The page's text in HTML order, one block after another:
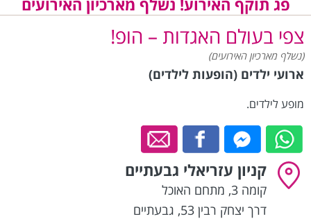
פג תוקף האירוע! נשלף מארכיון האירועים
צפי בעולם האגדות – הופ!
(נשלף מארכיון האירועים)
ארועי ילדים (הופעות לילדים)
מופע לילדים.
קניון עזריאלי גבעתיים
קומה 3, מתחם האוכל
דרך יצחק רבין 53
, גבעתיים